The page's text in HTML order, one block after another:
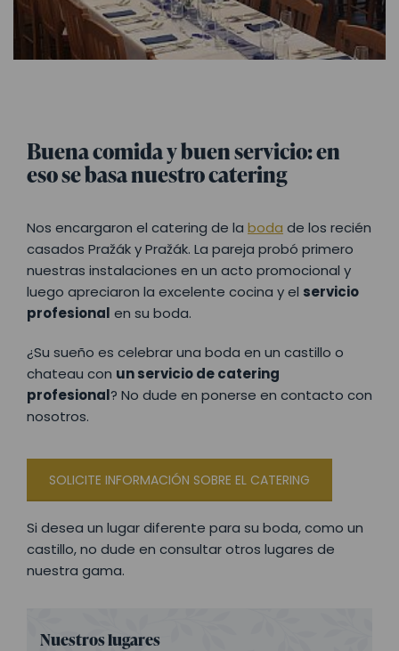
Buena comida y buen servicio: en
eso se basa nuestro catering
Nos encargaron el catering de la boda de los recién
casados Pražák y Pražák. La pareja probó primero
nuestras instalaciones en un acto promocional y
luego apreciaron la excelente cocina y el servicio
profesional en su boda.
¿Su sueño es celebrar una boda en un castillo o
chateau con un servicio de catering
profesional? No dude en ponerse en contacto con
nosotros.
SOLICITE INFORMACIÓN SOBRE EL CATERING
Si desea un lugar diferente para su boda, como un
castillo, no dude en consultar otros lugares de
nuestra gama.
Nuestros lugares